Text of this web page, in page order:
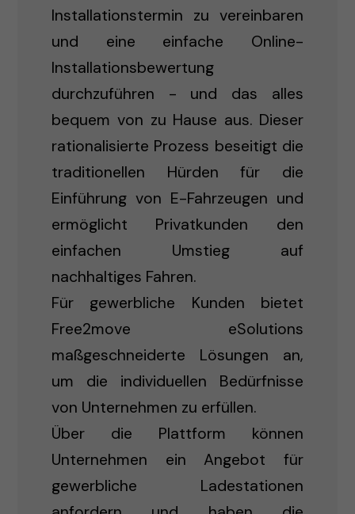
Installationstermin zu vereinbaren
und eine einfache Online-
Installationsbewertung
durchzuführen - und das alles
bequem von zu Hause aus. Dieser
rationalisierte Prozess beseitigt die
traditionellen Hürden für die
Einführung von E-Fahrzeugen und
ermöglicht Privatkunden den
einfachen Umstieg auf
nachhaltiges Fahren.
Für gewerbliche Kunden bietet
Free2move eSolutions
maßgeschneiderte Lösungen an,
um die individuellen Bedürfnisse
von Unternehmen zu erfüllen.
Über die Plattform können
Unternehmen ein Angebot für
gewerbliche Ladestationen